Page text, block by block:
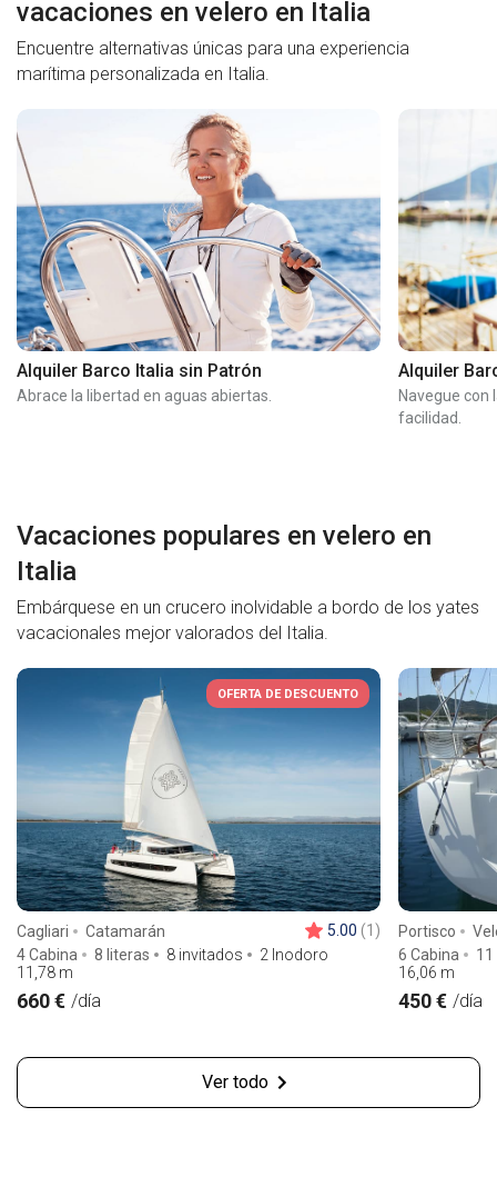
vacaciones en velero en Italia
Encuentre alternativas únicas para una experiencia
marítima personalizada en Italia.
Alquiler Barco Italia sin Patrón
Abrace la libertad en aguas abiertas.
Alquiler
Navegue con
facilidad.
Vacaciones populares en velero en
Italia
Embárquese en un crucero inolvidable a bordo de los yates
vacacionales mejor valorados del Italia.
OFERTA DE DESCUENTO
Cagliari
Catamarán
4 Cabina
8 literas 8 invitados
2 Inodoro
11,78 m
660 € /día
5.00 (1) Portisco
6 Cabina
16,06 m
450 € /día
Ver todo